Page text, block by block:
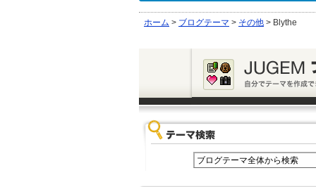
ホーム > ブログテーマ > その他 > Blythe